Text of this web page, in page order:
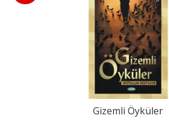
Gizemli Öyküler